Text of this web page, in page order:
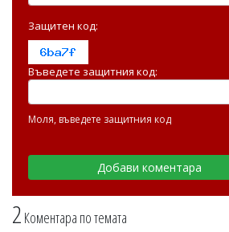
2 Коментара по темата
Защитен код:
Въведете защитния код:
Моля, въведете защитния код